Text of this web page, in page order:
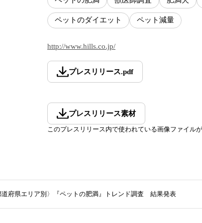
ペットのダイエット ペット減量
http://www.hills.co.jp/
プレスリリース.pdf
プレスリリース素材
このプレスリリース内で使われている画像ファイル
道府県エリア別〉『ペットの肥満』トレンド調査 結果発表